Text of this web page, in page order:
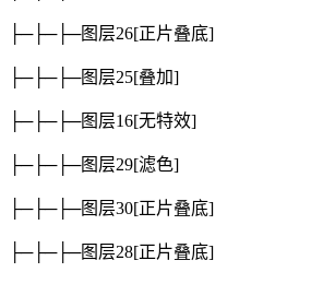
├─├─├─图层26[正片叠底]
├─├─├─图层25[叠加]
├─├─├─图层16[无特效]
├─├─├─图层29[滤色]
├─├─├─图层30[正片叠底]
├─├─├─图层28[正片叠底]